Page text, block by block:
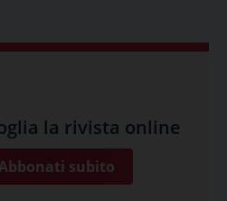
la rivista online
subito